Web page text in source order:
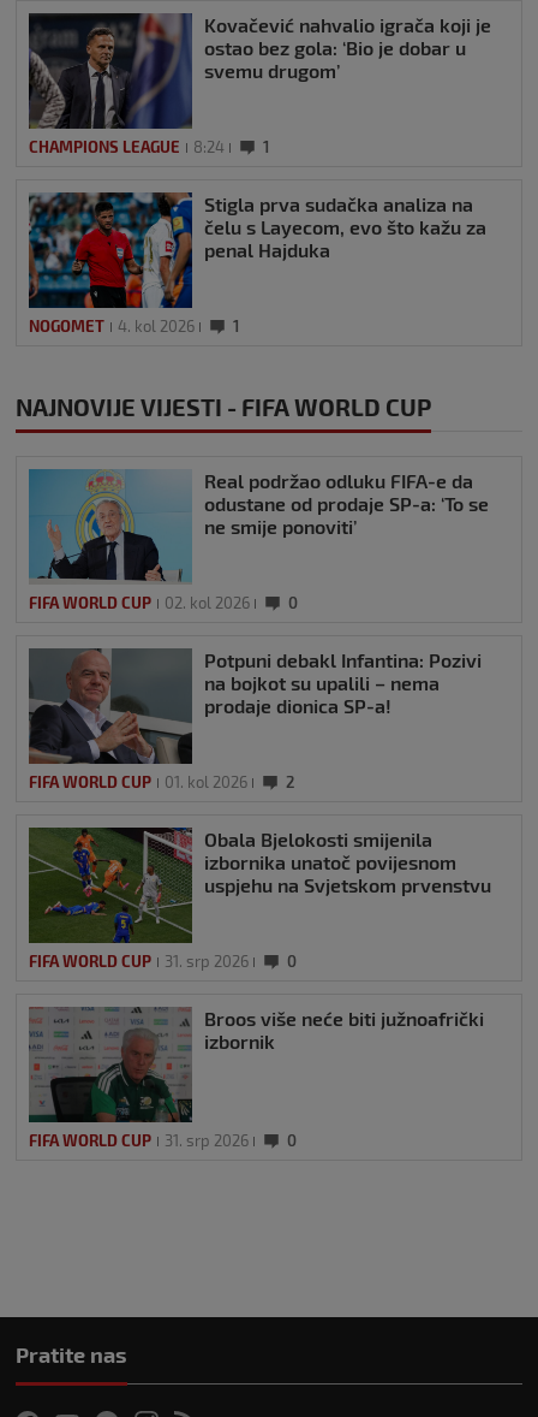
Kovačević nahvalio igrača koji je
ostao bez gola: ‘Bio je dobar u
svemu drugom’
CHAMPIONS LEAGUE 8:24 1
Stigla prva sudačka analiza na
čelu s Layecom, evo što kažu za
penal Hajduka
NOGOMET 4. kol 2026 1
NAJNOVIJE VIJESTI - FIFA WORLD CUP
Real podržao odluku FIFA-e da
odustane od prodaje SP-a: ‘To se
ne smije ponoviti’
FIFA WORLD CUP 02. kol 2026 0
Potpuni debakl Infantina: Pozivi
na bojkot su upalili – nema
prodaje dionica SP-a!
FIFA WORLD CUP 01. kol 2026 2
Obala Bjelokosti smijenila
izbornika unatoč povijesnom
uspjehu na Svjetskom prvenstvu
FIFA WORLD CUP 31. srp 2026 0
Broos više neće biti južnoafrički
izbornik
FIFA WORLD CUP 31. srp 2026 0
Pratite nas